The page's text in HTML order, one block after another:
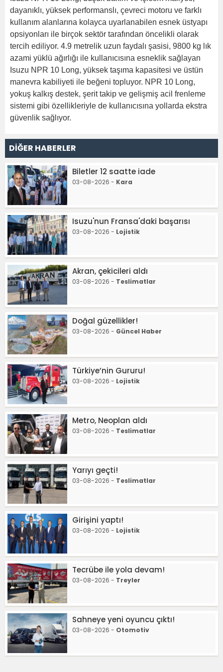
dayanıklı, yüksek performanslı, çevreci motoru ve farklı
kullanım alanlarına kolayca uyarlanabilen esnek üstyapı
opsiyonları ile birçok sektör tarafından öncelikli olarak
tercih ediliyor. 4.9 metrelik uzun faydalı şasisi, 9800 kg lık
azami yüklü ağırlığı ile kullanıcısına esneklik sağlayan
Isuzu NPR 10 Long, yüksek taşıma kapasitesi ve üstün
manevra kabiliyeti ile beğeni topluyor. NPR 10 Long,
yokuş kalkış destek, şerit takip ve gelişmiş acil frenleme
sistemi gibi özellikleriyle de kullanıcısına yollarda ekstra
güvenlik sağlıyor.
DİĞER HABERLER
Biletler 12 saatte iade
03-08-2026 - Kara
Isuzu'nun Fransa'daki başarısı
03-08-2026 - Lojistik
Akran, çekicileri aldı
03-08-2026 - Teslimatlar
Doğal güzellikler!
03-08-2026 - Güncel Haber
Türkiye’nin Gururu!
03-08-2026 - Lojistik
Metro, Neoplan aldı
03-08-2026 - Teslimatlar
Yarıyı geçti!
03-08-2026 - Teslimatlar
Girişini yaptı!
03-08-2026 - Lojistik
Tecrübe ile yola devam!
03-08-2026 - Treyler
Sahneye yeni oyuncu çıktı!
03-08-2026 - Otomotiv